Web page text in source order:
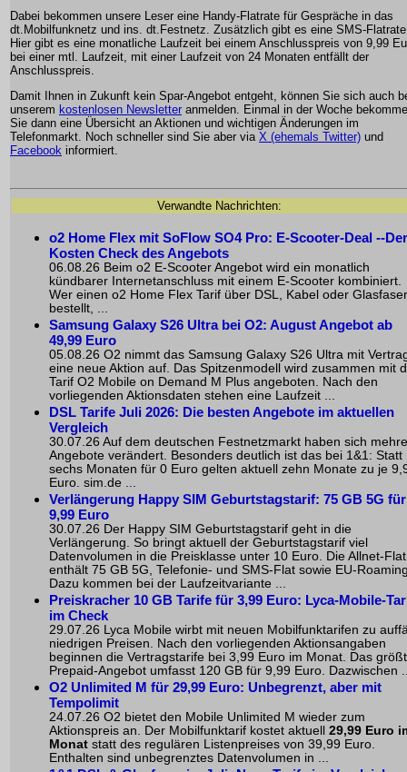
Dabei bekommen unsere Leser eine Handy-Flatrate für Gespräche in das
dt.Mobilfunknetz und ins. dt.Festnetz. Zusätzlich gibt es eine SMS-
Hier gibt es eine monatliche Laufzeit bei einem Anschlusspreis von 9,99
bei einer mtl. Laufzeit, mit einer Laufzeit von 24 Monaten entfällt der
Anschlusspreis.
Damit Ihnen in Zukunft kein Spar-Angebot entgeht, können Sie sich auch
unserem kostenlosen Newsletter anmelden. Einmal in der Woche
Sie dann eine Übersicht an Aktionen und wichtigen Änderungen im
Telefonmarkt. Noch schneller sind Sie aber via X (ehemals Twitter) und
Facebook informiert.
Verwandte Nachrichten:
o2 Home Flex mit SoFlow SO4 Pro: E-Scooter-Deal --Der
Kosten Check des Angebots
06.08.26 Beim o2 E-Scooter Angebot wird ein monatlich
kündbarer Internetanschluss mit einem E-Scooter kombiniert.
Wer einen o2 Home Flex Tarif über DSL, Kabel oder Glasfaser
bestellt, ...
Samsung Galaxy S26 Ultra bei O2: August Angebot ab
49,99 Euro
05.08.26 O2 nimmt das Samsung Galaxy S26 Ultra mit
eine neue Aktion auf. Das Spitzenmodell wird zusammen mit
Tarif O2 Mobile on Demand M Plus angeboten. Nach den
vorliegenden Aktionsdaten stehen eine Laufzeit ...
DSL Tarife Juli 2026: Die besten Angebote im aktuellen
Vergleich
30.07.26 Auf dem deutschen Festnetzmarkt haben sich
Angebote verändert. Besonders deutlich ist das bei 1&1: Statt
sechs Monaten für 0 Euro gelten aktuell zehn Monate zu je
Euro. sim.de ...
Verlängerung Happy SIM Geburtstagstarif: 75 GB 5G für
9,99 Euro
30.07.26 Der Happy SIM Geburtstagstarif geht in die
Verlängerung. So bringt aktuell der Geburtstagstarif viel
Datenvolumen in die Preisklasse unter 10 Euro. Die Allnet-Flat
enthält 75 GB 5G, Telefonie- und SMS-Flat sowie EU-
Dazu kommen bei der Laufzeitvariante ...
Preiskracher 10 GB Tarife für 3,99 Euro: Lyca-Mobile-
im Check
29.07.26 Lyca Mobile wirbt mit neuen Mobilfunktarifen zu
niedrigen Preisen. Nach den vorliegenden Aktionsangaben
beginnen die Vertragstarife bei 3,99 Euro im Monat. Das
Prepaid-Angebot umfasst 120 GB für 9,99 Euro. Dazwischen
O2 Unlimited M für 29,99 Euro: Unbegrenzt, aber mit
Tempolimit
24.07.26 O2 bietet den Mobile Unlimited M wieder zum
Aktionspreis an. Der Mobilfunktarif kostet aktuell 29,99 Euro
Monat statt des regulären Listenpreises von 39,99 Euro.
Enthalten sind unbegrenztes Datenvolumen in ...